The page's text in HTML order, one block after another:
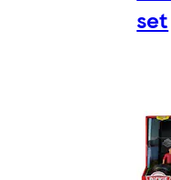
set